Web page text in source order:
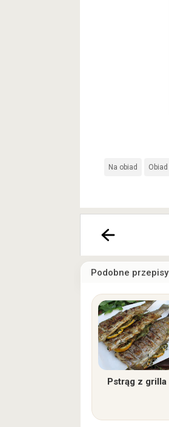
Na obiad Obiad
Podobne przepisy
Pstrąg z grilla